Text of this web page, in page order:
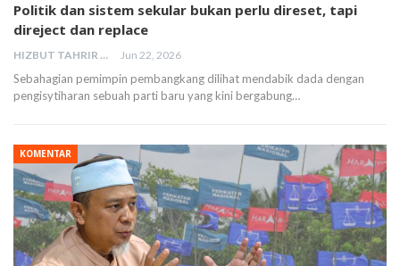
Politik dan sistem sekular bukan perlu direset, tapi
direject dan replace
HIZBUT TAHRIR MALAYSIA Jun 22, 2026
Sebahagian pemimpin pembangkang dilihat mendabik dada dengan
pengisytiharan sebuah parti baru yang kini bergabung…
KOMENTAR